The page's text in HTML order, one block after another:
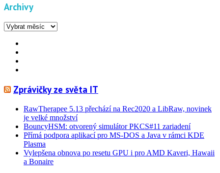
Archivy
Archivy
Zprávičky ze světa IT
RawTherapee 5.13 přechází na Rec2020 a LibRaw, novinek
je velké množství
BouncyHSM: otvorený simulátor PKCS#11 zariadení
Přímá podpora aplikací pro MS-DOS a Java v rámci KDE
Plasma
Vylepšena obnova po resetu GPU i pro AMD Kaveri, Hawaii
a Bonaire